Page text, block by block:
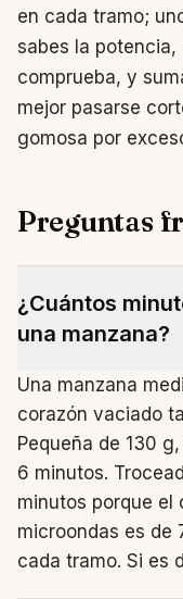
en cada tramo;
sabes la potencia,
comprueba, y
mejor pasarse
gomosa por
Preguntas
¿Cuántos
una manzana?
Una manzana
corazón vaciado
Pequeña de 130
6 minutos.
minutos porque el
microondas es de
cada tramo. Si es